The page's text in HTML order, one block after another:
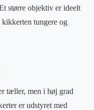
større objektiv er ideelt
tungere og
tæller, men i høj grad
er udstyret med